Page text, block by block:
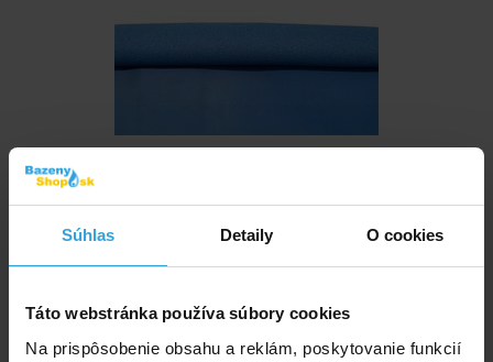
Súhlas Detaily O cookies
Táto webstránka používa súbory cookies
Na prispôsobenie obsahu a reklám, poskytovanie funkcií
107,50 EUR